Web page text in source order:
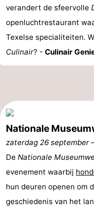
Contact
verandert de sfeervolle
openluchtrestaurant
Texelse specialiteiten.
Culinair? - Culinair
Nationale
zaterdag 26 september
De Nationale
evenement waarbij
hun deuren openen om
geschiedenis van het